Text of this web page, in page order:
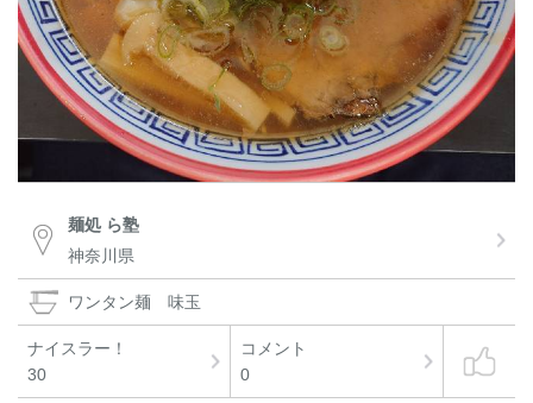
麺処 ら塾
神奈川県
ワンタン麺 味玉
ナイスラー！
30
コメント
0